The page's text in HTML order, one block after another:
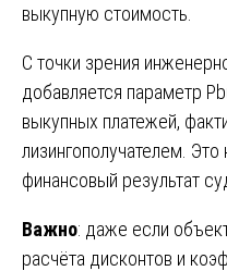
выкупную стоимость.
С точки зрения
добавляется параметр
выкупных платежей,
лизингополучателем.
финансовый результат
Важно: даже если
расчёта дисконтов и